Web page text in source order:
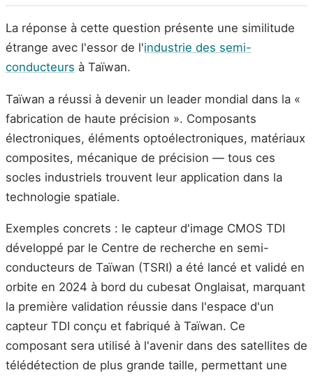
La réponse à cette question présente une similitude
étrange avec l'essor de l'industrie des semi-
conducteurs à Taïwan.
Taïwan a réussi à devenir un leader mondial dans la «
fabrication de haute précision ». Composants
électroniques, éléments optoélectroniques, matériaux
composites, mécanique de précision — tous ces
socles industriels trouvent leur application dans la
technologie spatiale.
Exemples concrets : le capteur d'image CMOS TDI
développé par le Centre de recherche en semi-
conducteurs de Taïwan (TSRI) a été lancé et validé en
orbite en 2024 à bord du cubesat Onglaisat, marquant
la première validation réussie dans l'espace d'un
capteur TDI conçu et fabriqué à Taïwan. Ce
composant sera utilisé à l'avenir dans des satellites de
télédétection de plus grande taille, permettant une